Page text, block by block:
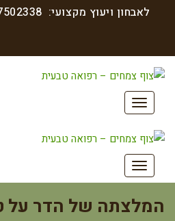
לאבחון ויעוץ מקצועי:
תפריט
תפריט
המלצתה של הדר על